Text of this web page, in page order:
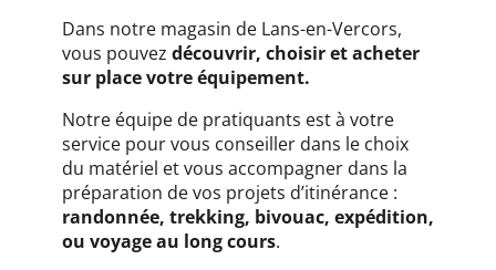
Dans notre magasin de Lans-en-Vercors,
vous pouvez découvrir, choisir et acheter
sur place votre équipement.
Notre équipe de pratiquants est à votre
service pour vous conseiller dans le choix
du matériel et vous accompagner dans la
préparation de vos projets d’itinérance :
randonnée, trekking, bivouac, expédition,
ou voyage au long cours.